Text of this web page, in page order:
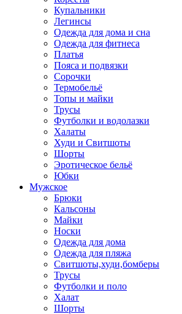
Купальники
Легинсы
Одежда для дома и сна
Одежда для фитнеса
Платья
Пояса и подвязки
Сорочки
Термобельё
Топы и майки
Трусы
Футболки и водолазки
Халаты
Худи и Свитшоты
Шорты
Эротическое бельё
Юбки
Мужское
Брюки
Кальсоны
Майки
Носки
Одежда для дома
Одежда для пляжа
Свитшоты,худи,бомберы
Трусы
Футболки и поло
Халат
Шорты